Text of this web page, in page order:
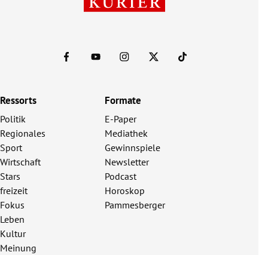
Ressorts
Politik
Regionales
Sport
Wirtschaft
Stars
freizeit
Fokus
Leben
Kultur
Meinung
Formate
E-Paper
Mediathek
Gewinnspiele
Newsletter
Podcast
Horoskop
Pammesberger